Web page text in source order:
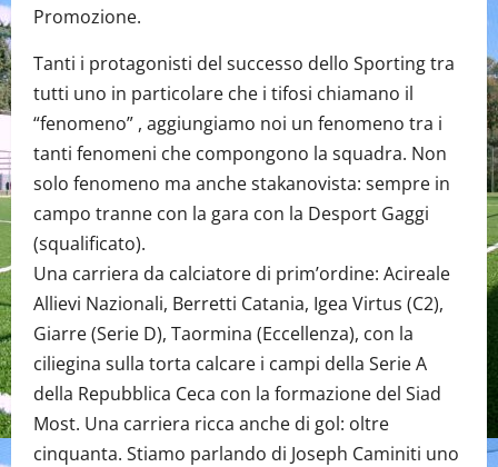
Promozione.
Tanti i protagonisti del successo dello Sporting tra
tutti uno in particolare che i tifosi chiamano il
“fenomeno” , aggiungiamo noi un fenomeno tra i
tanti fenomeni che compongono la squadra. Non
solo fenomeno ma anche stakanovista: sempre in
campo tranne con la gara con la Desport Gaggi
(squalificato).
Una carriera da calciatore di prim’ordine: Acireale
Allievi Nazionali, Berretti Catania, Igea Virtus (C2),
Giarre (Serie D), Taormina (Eccellenza), con la
ciliegina sulla torta calcare i campi della Serie A
della Repubblica Ceca con la formazione del Siad
Most. Una carriera ricca anche di gol: oltre
cinquanta. Stiamo parlando di Joseph Caminiti uno